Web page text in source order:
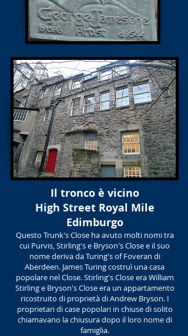
Il tronco è vicino
High Street Royal Mile
Edimburgo
Questo Trunk's Close ha avuto molti nomi tra
cui Purvis, Stirling's e Bryson's Close e il suo
nome deriva da Turing's of Foveran di
Aberdeen. James Turing costruì una casa
popolare nel Close. Stirling's Close era William
Stirling e Bryson's Close era un appartamento
ricostruito di proprietà di Andrew Bryson. I
proprietari di case popolari in chiuse di solito
chiamavano la chiusura dopo il loro nome di
famiglia.